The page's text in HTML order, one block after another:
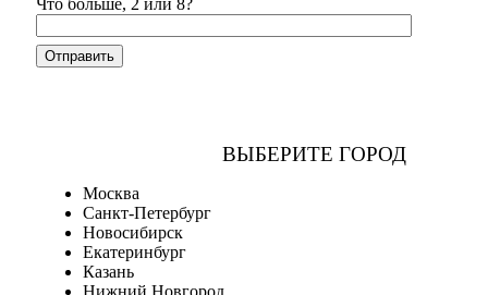
Что больше, 2 или 8?
ВЫБЕРИТЕ ГОРОД
Москва
Санкт-Петербург
Новосибирск
Екатеринбург
Казань